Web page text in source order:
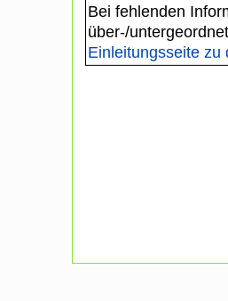
Bei fehlenden
über-/
Einleitungsseite zu